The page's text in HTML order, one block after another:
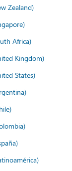
Zealand)
Africa)
Kingdom)
States)